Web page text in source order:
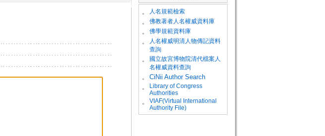
。 人名規範檢索
。 佛教著者人名權威資料庫
。 佛學規範資料庫
。
人名權威明清人物傳記資料
查詢
。
國立故宮博物院清代檔案人
名權威資料查詢
。
CiNii Author Search
。
Library of Congress
Authorities
。
VIAF(Virtual International
Authority File)